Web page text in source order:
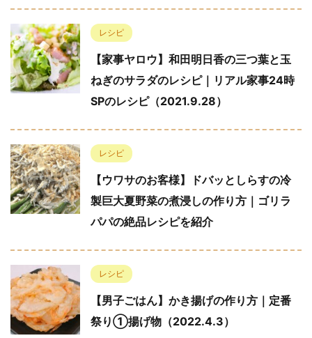
レシピ
【家事ヤロウ】和田明日香の三つ葉と玉
ねぎのサラダのレシピ｜リアル家事24時
SPのレシピ（2021.9.28）
レシピ
【ウワサのお客様】ドバッとしらすの冷
製巨大夏野菜の煮浸しの作り方｜ゴリラ
パパの絶品レシピを紹介
レシピ
【男子ごはん】かき揚げの作り方｜定番
祭り①揚げ物（2022.4.3）